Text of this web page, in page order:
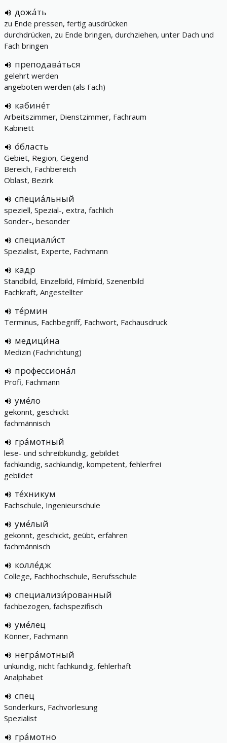
дожа́ть
zu Ende pressen, fertig ausdrücken
durchdrücken, zu Ende bringen, durchziehen, unter Dach und
Fach bringen
преподава́ться
gelehrt werden
angeboten werden (als Fach)
кабине́т
Arbeitszimmer, Dienstzimmer, Fachraum
Kabinett
о́бласть
Gebiet, Region, Gegend
Bereich, Fachbereich
Oblast, Bezirk
специа́льный
speziell, Spezial-, extra, fachlich
Sonder-, besonder
специали́ст
Spezialist, Experte, Fachmann
кадр
Standbild, Einzelbild, Filmbild, Szenenbild
Fachkraft, Angestellter
те́рмин
Terminus, Fachbegriff, Fachwort, Fachausdruck
медици́на
Medizin (Fachrichtung)
профессиона́л
Profi, Fachmann
уме́ло
gekonnt, geschickt
fachmännisch
гра́мотный
lese- und schreibkundig, gebildet
fachkundig, sachkundig, kompetent, fehlerfrei
gebildet
те́хникум
Fachschule, Ingenieurschule
уме́лый
gekonnt, geschickt, geübt, erfahren
fachmännisch
колле́дж
College, Fachhochschule, Berufsschule
специализи́рованный
fachbezogen, fachspezifisch
уме́лец
Könner, Fachmann
негра́мотный
unkundig, nicht fachkundig, fehlerhaft
Analphabet
спец
Sonderkurs, Fachvorlesung
Spezialist
гра́мотно